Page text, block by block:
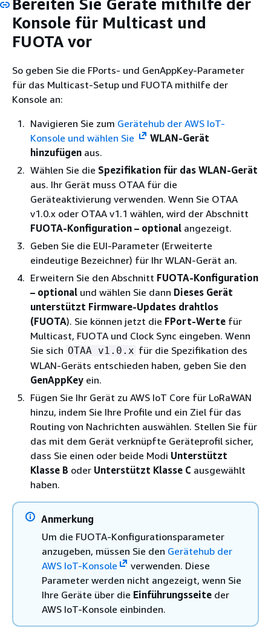
Bereiten Sie Geräte mithilfe der
Konsole für Multicast und
FUOTA vor
So geben Sie die FPorts- und GenAppKey-Parameter
für das Multicast-Setup und FUOTA mithilfe der
Konsole an:
Navigieren Sie zum Gerätehub der AWS IoT-
Konsole und wählen Sie
WLAN-Gerät
hinzufügen aus.
Wählen Sie die Spezifikation für das WLAN-Gerät
aus. Ihr Gerät muss OTAA für die
Geräteaktivierung verwenden. Wenn Sie OTAA
v1.0.x oder OTAA v1.1 wählen, wird der Abschnitt
FUOTA-Konfiguration – optional angezeigt.
Geben Sie die EUI-Parameter (Erweiterte
eindeutige Bezeichner) für Ihr WLAN-Gerät an.
Erweitern Sie den Abschnitt FUOTA-Konfiguration
– optional und wählen Sie dann Dieses Gerät
unterstützt Firmware-Updates drahtlos
(FUOTA). Sie können jetzt die FPort-Werte für
Multicast, FUOTA und Clock Sync eingeben. Wenn
Sie sich OTAA v1.0.x für die Spezifikation des
WLAN-Geräts entschieden haben, geben Sie den
GenAppKey ein.
Fügen Sie Ihr Gerät zu AWS IoT Core für LoRaWAN
hinzu, indem Sie Ihre Profile und ein Ziel für das
Routing von Nachrichten auswählen. Stellen Sie für
das mit dem Gerät verknüpfte Geräteprofil sicher,
dass Sie einen oder beide Modi Unterstützt
Klasse B oder Unterstützt Klasse C ausgewählt
haben.
Anmerkung
Um die FUOTA-Konfigurationsparameter
anzugeben, müssen Sie den Gerätehub der
AWS IoT-Konsole
verwenden. Diese
Parameter werden nicht angezeigt, wenn Sie
Ihre Geräte über die Einführungsseite der
AWS IoT-Konsole einbinden.